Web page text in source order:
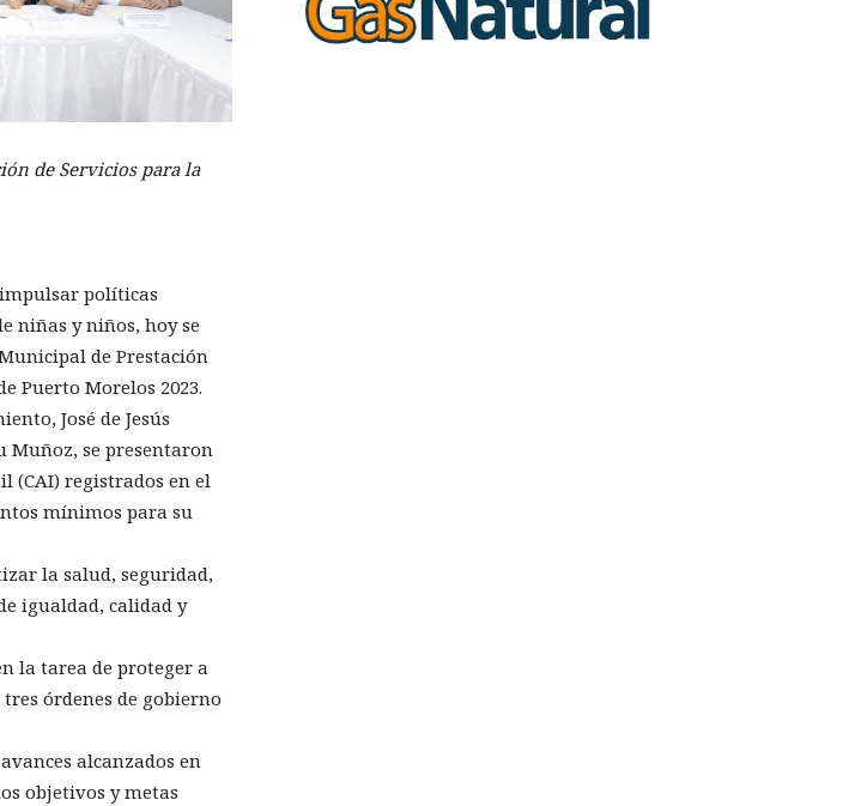
de Servicios para la
políticas
niñas y niños, hoy se
de Prestación
Puerto Morelos 2023.
José de Jesús
Muñoz, se presentaron
(CAI) registrados en el
mínimos para su
la salud, seguridad,
igualdad, calidad y
la tarea de proteger a
órdenes de gobierno
alcanzados en
objetivos y metas